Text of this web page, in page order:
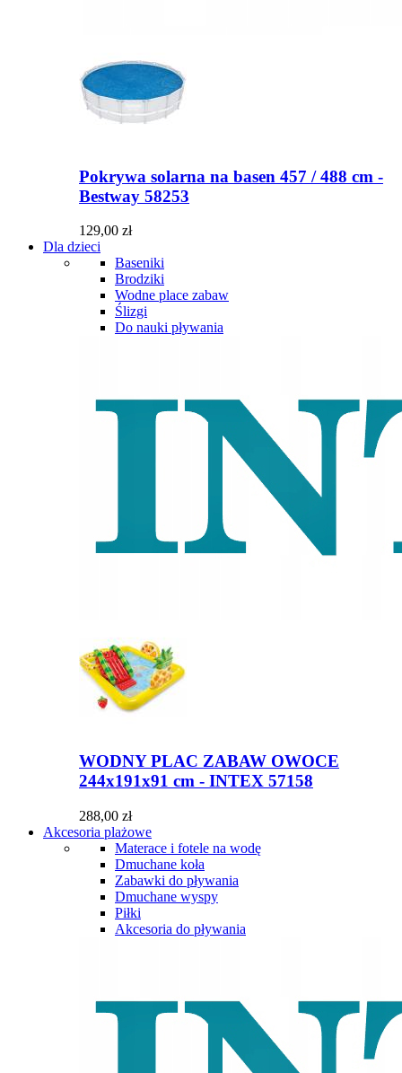
Pokrywa solarna na basen 457 / 488 cm -
Bestway 58253
129,00 zł
Dla dzieci
Baseniki
Brodziki
Wodne place zabaw
Ślizgi
Do nauki pływania
WODNY PLAC ZABAW OWOCE
244x191x91 cm - INTEX 57158
288,00 zł
Akcesoria plażowe
Materace i fotele na wodę
Dmuchane koła
Zabawki do pływania
Dmuchane wyspy
Piłki
Akcesoria do pływania